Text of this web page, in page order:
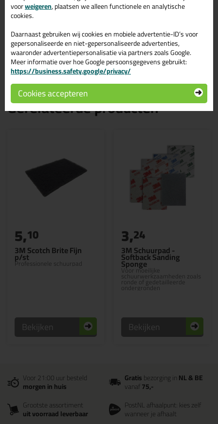
Bestel de SAM Staalwol 3X30 gram in Maat 00 (Zeer fijn)
Wil je meer weten over de toepassing en kenmerken van dit
product?Lees alles over dit product >
Gerelateerde producten
3M Scotch Brite Fijn
p/st
Professionele schuurpad
5,10
Bekijken
3M Schuurpad -
Softback Sanding
Sponge
Voor moeilijke
schuurwerkzaamheden zoals
ronde of gedetailleerde
ondergronden
3,24
Bekijken
Voor 21:00 uur besteld
morgen in huis
Gratisbezorging inNL & BE
vanaf75,-
Grootste assortiment
uit voorraad leverbaar
PostNL afhaalpunt: kies zelf
wanneer je afhaalt
voorweigeren, plaatsen we alleen functionele en analytische
cookies.
Daarnaast gebruiken wij cookies en mobiele advertentie-ID’s voor
gepersonaliseerde en niet-gepersonaliseerde advertenties,
waaronder advertentiepersonalisatie via partners zoals Google.
Meer informatie over hoe Google persoonsgegevens gebruikt:
https://business.safety.google/privacy/
Cookies accepteren